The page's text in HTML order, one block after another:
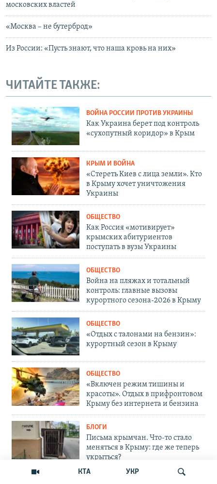
КТА УКР
московских властей
«Москва – не бутерброд»
Из России: «Пусть знают, что наша кровь на них»
ЧИТАЙТЕ ТАКЖЕ:
ВОЙНА РОССИИ ПРОТИВ УКРАИНЫ
Как Украина берет под контроль
«сухопутный коридор» в Крым
КРЫМ И ВОЙНА
«Стереть Киев с лица земли». Кто
в Крыму хочет уничтожения
Украины
ОБЩЕСТВО
Как Россия «мотивирует»
крымских абитуриентов
поступать в вузы Украины
ОБЩЕСТВО
Война на пляжах и тотальный
контроль: главные вызовы
курортного сезона-2026 в Крыму
ОБЩЕСТВО
«Отдых с талонами на бензин»:
курортный сезон в Крыму
ОБЩЕСТВО
«Включен режим тишины и
красоты». Отдых в прифронтовом
Крыму без интернета и бензина
БЛОГИ
Письма крымчан. Что-то стало
меняться в Крыму: где же теперь
укрыться?